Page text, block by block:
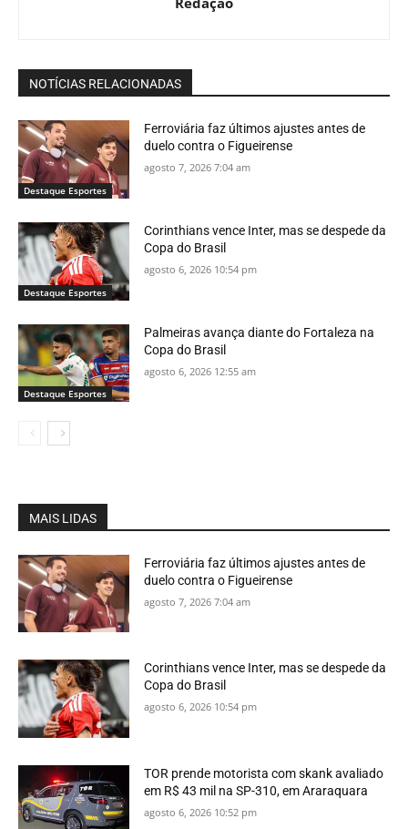
NOTÍCIAS RELACIONADAS
Destaque Esportes
Ferroviária faz últimos ajustes antes de
duelo contra o Figueirense
agosto 7, 2026 7:04 am
Destaque Esportes
Corinthians vence Inter, mas se despede da
Copa do Brasil
agosto 6, 2026 10:54 pm
Destaque Esportes
Palmeiras avança diante do Fortaleza na
Copa do Brasil
agosto 6, 2026 12:55 am
MAIS LIDAS
Ferroviária faz últimos ajustes antes de
duelo contra o Figueirense
agosto 7, 2026 7:04 am
Corinthians vence Inter, mas se despede da
Copa do Brasil
agosto 6, 2026 10:54 pm
TOR prende motorista com skank avaliado
em R$ 43 mil na SP-310, em Araraquara
agosto 6, 2026 10:52 pm